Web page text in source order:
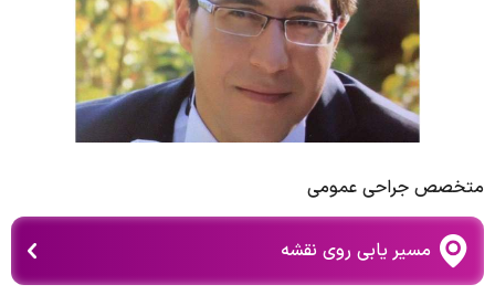
متخصص جراحی عمومی
مسیر یابی روی نقشه